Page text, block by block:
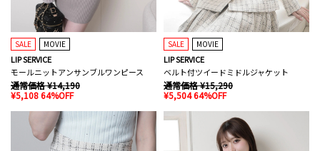
SALE MOVIE
LIP SERVICE
モールニットアンサンブルワンピース
通常価格 ¥14,190
¥5,108 64%OFF
SALE MOVIE
LIP SERVICE
ベルト付ツイードミドルジャケット
通常価格 ¥15,290
¥5,504 64%OFF